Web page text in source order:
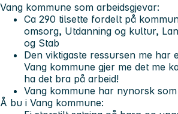
Vang kommune som arbeidsgjevar:
Ca 290 tilsette fordelt på
omsorg, Utdanning og kultur,
og Stab
Den viktigaste ressursen me har
Vang kommune gjer me det me
ha det bra på arbeid!
Vang kommune har nynorsk
Å bu i Vang kommune: